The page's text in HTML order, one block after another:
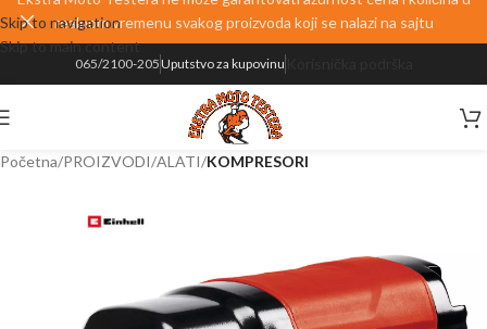
Skip to navigation
Skip to main content
realnom vremenu svakog proizvoda koji se nalazi na sajtu
065/2100-205Uputstvo za kupovinu
Početna PROIZVODI ALATI KOMPRESORI